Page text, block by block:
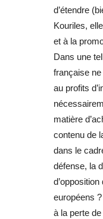
d’étendre
Kouriles,
et à la
Dans une
française ne
au profits
matière
contenu de
dans le
défense, la
européens
à la perte